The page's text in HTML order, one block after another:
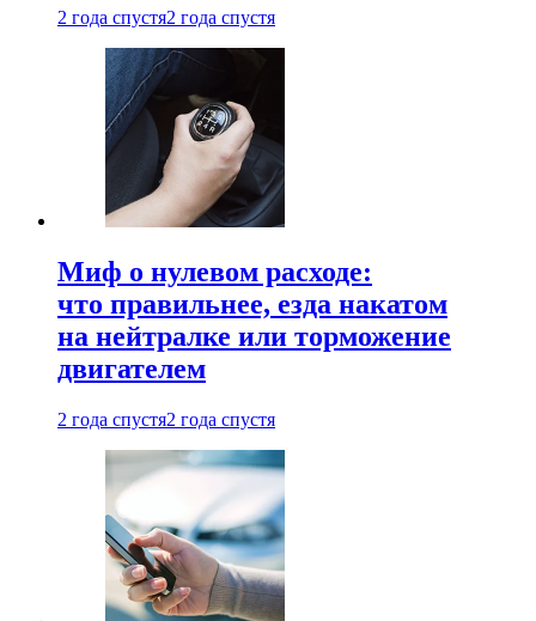
2 года спустя2 года спустя
Миф о нулевом расходе:
что правильнее, езда накатом
на нейтралке или торможение
двигателем
2 года спустя2 года спустя